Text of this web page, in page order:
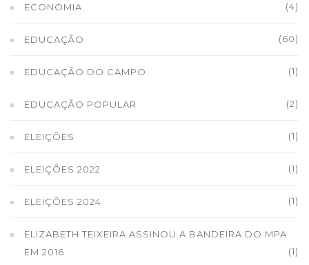
ECONOMIA (4)
EDUCAÇÃO (60)
EDUCAÇÃO DO CAMPO (1)
EDUCAÇÃO POPULAR (2)
ELEIÇÕES (1)
ELEIÇÕES 2022 (1)
ELEIÇÕES 2024 (1)
ELIZABETH TEIXEIRA ASSINOU A BANDEIRA DO MPA
EM 2016
(1)